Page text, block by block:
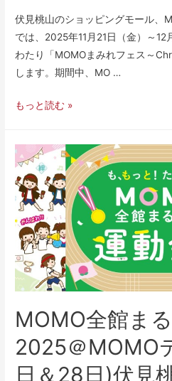
伏見桃山のショッピングモール、
では、2025年11月21日（金）～
わたり「MOMOまみれフェス～
します。期間中、MO …
もっと読む »
MOMO全館ま
2025＠MOMO
日＆28日)伏見